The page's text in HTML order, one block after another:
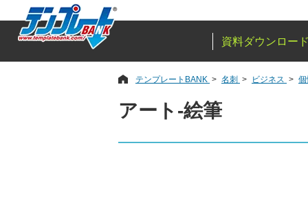
資料ダウンロー
テンプレートBANK 名刺 ビジネス
アート‐絵筆